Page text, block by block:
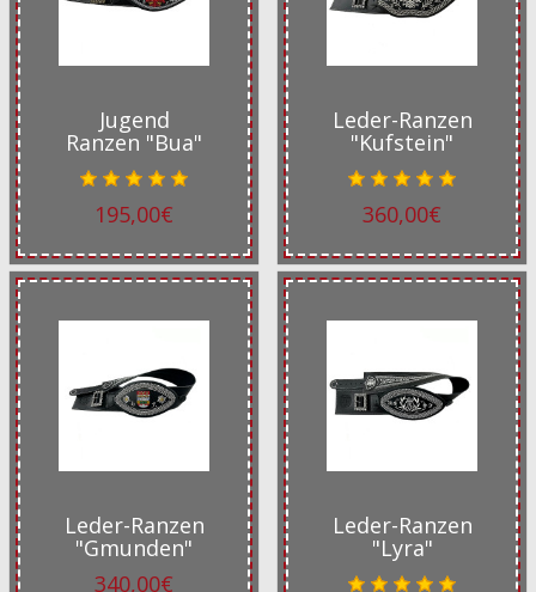
Jugend
Ranzen "Bua"
195,00€
Leder-Ranzen
"Kufstein"
360,00€
Leder-Ranzen
"Gmunden"
340,00€
Leder-Ranzen
"Lyra"